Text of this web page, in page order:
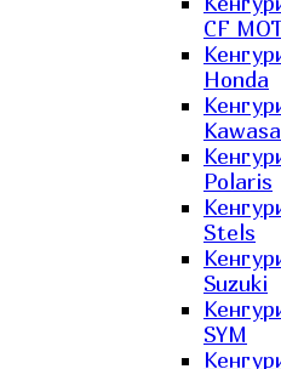
CF
Honda
Polaris
Stels
Suzuki
SYM